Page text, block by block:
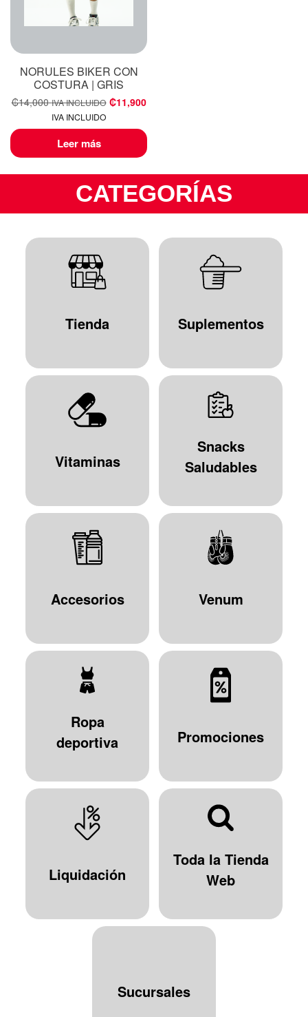
NORULES BIKER CON
COSTURA | GRIS
₡14,000 IVA INCLUIDO ₡11,900
IVA INCLUIDO
Leer más
CATEGORÍAS
Tienda Suplementos
Vitaminas
Snacks
Saludables
Accesorios Venum
Ropa
deportiva
Promociones
Liquidación
Toda la Tienda
Web
Sucursales